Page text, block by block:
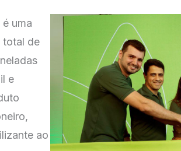
uma
total de
e
ao